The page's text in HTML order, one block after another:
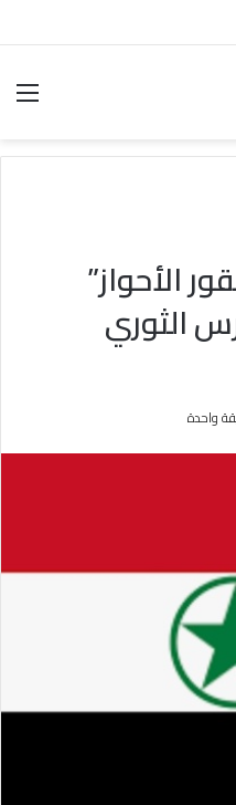
العبدالنبي
الأحواز”
الثوري
واحدة